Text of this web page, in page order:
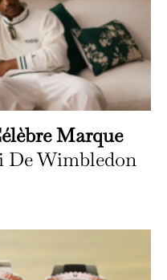
Marque
De Wimbledon